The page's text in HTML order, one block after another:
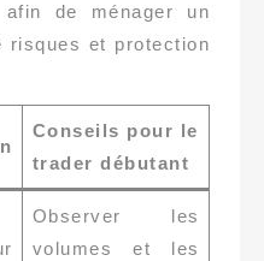
afin de ménager un
risques et protection
Conseils pour le
trader débutant
Observer les
volumes et les